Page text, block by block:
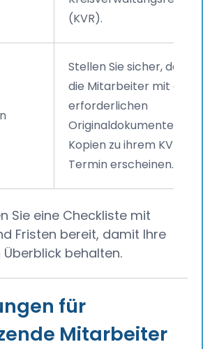
(KVR).
Stellen Sie sicher, dass
die Mitarbeiter mit allen
erforderlichen
Originaldokumenten
Kopien zu ihrem KVR-
Termin erscheinen.
Sie eine Checkliste mit
Fristen bereit, damit Ihre
behalten.
für
Mitarbeiter